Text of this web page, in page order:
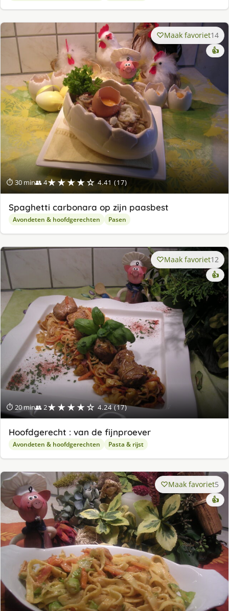
⏱ 30 min👥 4★★★★☆ 4.41 (17)
Maak favoriet14
👍
Spaghetti carbonara op zijn paasbest
Avondeten & hoofdgerechten Pasen
⏱ 20 min👥 2★★★★☆ 4.24 (17)
Maak favoriet12
👍
Hoofdgerecht : van de fijnproever
Avondeten & hoofdgerechten Pasta & rijst
Maak favoriet5
👍